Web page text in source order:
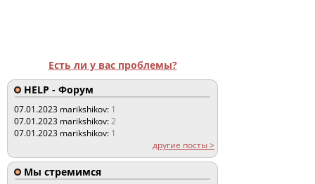
Есть ли у вас проблемы?
HELP - Форум
07.01.2023 marikshikov: 1
07.01.2023 marikshikov:2
07.01.2023 marikshikov: 1
другие посты >
Мы стремимся